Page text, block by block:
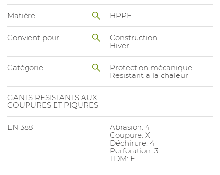
Matière HPPE
Convient pour
Construction
Hiver
Catégorie
Protection mécanique
Resistant a la chaleur
GANTS RESISTANTS AUX
COUPURES ET PIQURES
EN 388
Abrasion: 4
Coupure: X
Déchirure: 4
Perforation: 3
TDM: F